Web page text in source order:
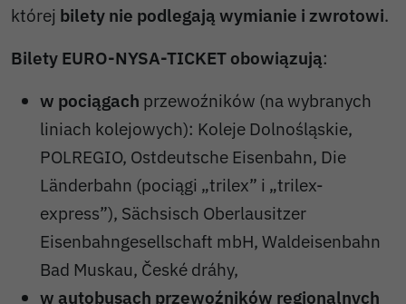
której bilety nie podlegają wymianie i zwrotowi.
Bilety EURO-NYSA-TICKET obowiązują:
w pociągach przewoźników (na wybranych
liniach kolejowych): Koleje Dolnośląskie,
POLREGIO, Ostdeutsche Eisenbahn, Die
Länderbahn (pociągi „trilex” i „trilex-
express”), Sächsisch Oberlausitzer
Eisenbahngesellschaft mbH, Waldeisenbahn
Bad Muskau, České dráhy,
w autobusach przewoźników regionalnych